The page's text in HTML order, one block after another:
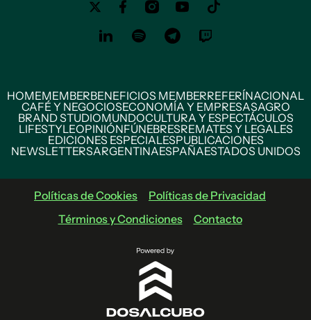
HOMEMEMBERBENEFICIOS MEMBERREFERÍNACIONAL
CAFÉ Y NEGOCIOSECONOMÍA Y EMPRESASAGRO
BRAND STUDIOMUNDOCULTURA Y ESPECTÁCULOS
LIFESTYLEOPINIÓNFÚNEBRESREMATES Y LEGALES
EDICIONES ESPECIALESPUBLICACIONES
NEWSLETTERSARGENTINAESPAÑAESTADOS UNIDOS
Políticas de Cookies
Políticas de Privacidad
Términos y Condiciones
Contacto